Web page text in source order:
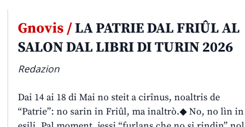
Gnovis /LA PATRIE DAL FRIÛL AL
SALON DAL LIBRI DI TURIN 2026
Redazion
Dai 14 ai 18 di Mai no steit a cirînus, noaltris de
“Patrie”: no sarin in Friûl, ma inaltrò.◆ No, no lìn in